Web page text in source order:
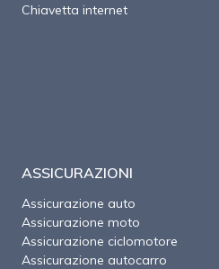
Chiavetta internet
ASSICURAZIONI
Assicurazione auto
Assicurazione moto
Assicurazione ciclomotore
Assicurazione autocarro